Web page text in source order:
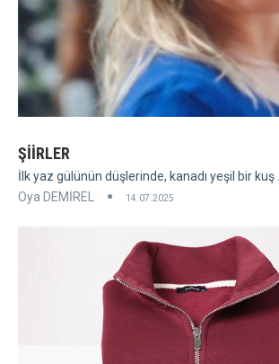
ŞİİRLER
İlk yaz gülünün düşlerinde, kanadı yeşil bir kuş ...
Oya DEMİREL
14.07.2025